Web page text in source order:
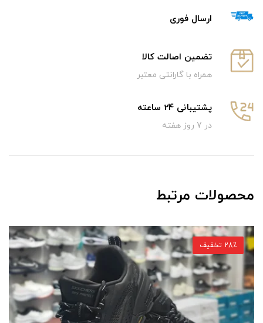
ارسال فوری
تضمین اصالت کالا
همراه با گارانتی معتبر
پشتیبانی 24 ساعته
در 7 روز هفته
محصولات مرتبط
28٪ تخفیف